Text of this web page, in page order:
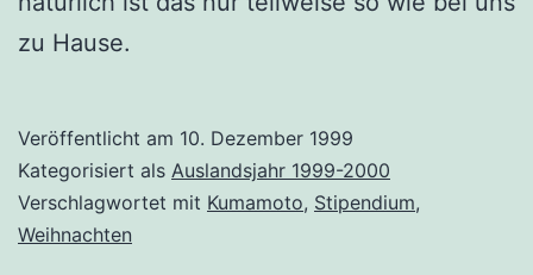
zu Hause.
Veröffentlicht am 10. Dezember 1999
Kategorisiert als Auslandsjahr 1999-2000
Verschlagwortet mit Kumamoto, Stipendium,
Weihnachten